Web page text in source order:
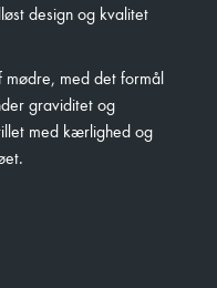
design og kvalitet
mødre, med det formål
graviditet og
med kærlighed og